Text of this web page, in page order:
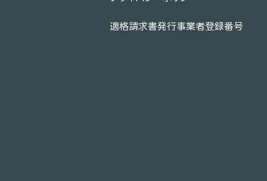
適格請求書発行事業者登録番号